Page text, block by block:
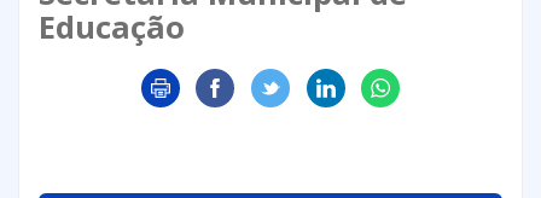
Educação